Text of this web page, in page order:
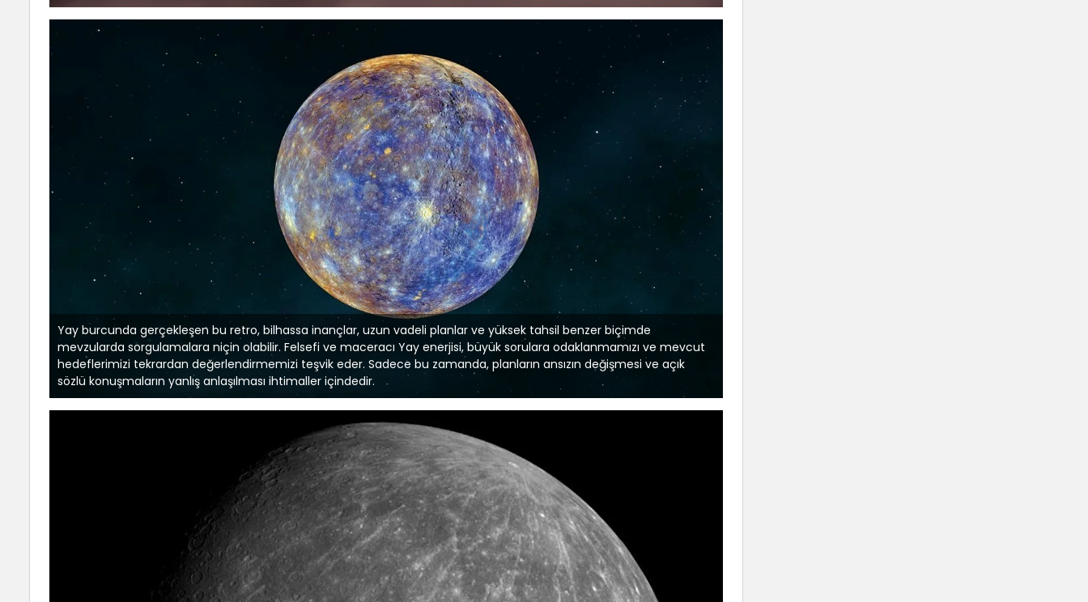
Yay burcunda gerçekleşen bu retro, bilhassa inançlar, uzun vadeli planlar ve yüksek tahsil benzer biçimde
mevzularda sorgulamalara niçin olabilir. Felsefi ve maceracı Yay enerjisi, büyük sorulara odaklanmamızı ve mevcut
hedeflerimizi tekrardan değerlendirmemizi teşvik eder. Sadece bu zamanda, planların ansızın değişmesi ve açık
sözlü konuşmaların yanlış anlaşılması ihtimaller içindedir.